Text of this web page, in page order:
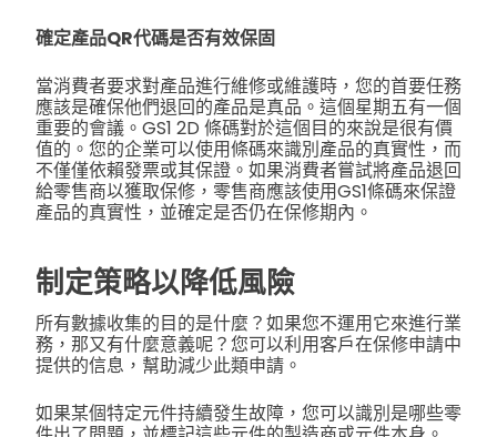
確定產品QR代碼是否有效保固
當消費者要求對產品進行維修或維護時，您的首要任務
應該是確保他們退回的產品是真品。 這個星期五有一個
重要的會議。 GS1 2D 條碼對於這個目的來說是很有價
值的。您的企業可以使用條碼來識別產品的真實性，而
不僅僅依賴發票或其保證。如果消費者嘗試將產品退回
給零售商以獲取保修，零售商應該使用GS1條碼來保證
產品的真實性，並確定是否仍在保修期內。
制定策略以降低風險
所有數據收集的目的是什麼？如果您不運用它來進行業
務，那又有什麼意義呢？您可以利用客戶在保修申請中
提供的信息，幫助減少此類申請。
如果某個特定元件持續發生故障，您可以識別是哪些零